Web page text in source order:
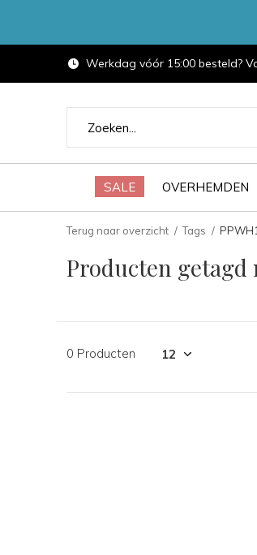
SALE OVERHEMDEN
Werkdag vóór 15:00 besteld?
Terug naar overzicht Tags
Producten getagd
0 Producten